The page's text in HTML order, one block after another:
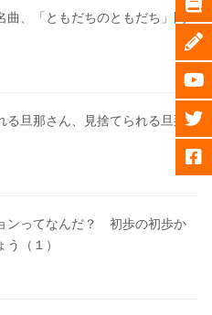
曲、「ともだちのともだち」問
る旦那さん、見捨てられる旦那
ンってなんだ？ 初歩の初歩か
（１）